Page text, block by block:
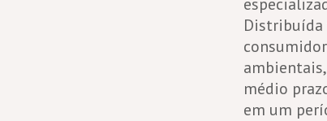
Distribuída
médio
em um